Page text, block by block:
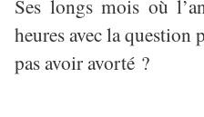
Ses longs mois où
heures avec la
pas avoir avorté ?